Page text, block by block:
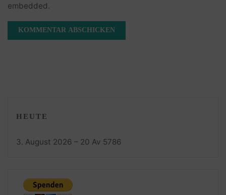
embedded.
HEUTE
3. August 2026 – 20 Av 5786